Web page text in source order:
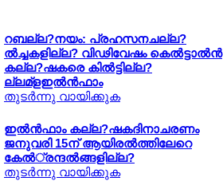
റബല്ല?നയം: പ്രഹസനചല്ല?
ല്‍ച്ചകളില്ല? വിഢിവേഷം കെല്‍ട്ടാല്‍ന്‍
കല്ല?ഷകരെ കില്‍ട്ടില്ല?
ല്ലമ്ളഇല്‍ന്‍ഫാം
തുടര്‍ന്നു വായിക്കുക
ഇല്‍ന്‍ഫാം കല്ല?ഷകദിനാചരണം
ജനുവരി 15ന് ആയിരല്‍ത്തിലേറെ
കേല്‍്രന്ദല്‍ങ്ങളില്ല?
തുടര്‍ന്നു വായിക്കുക